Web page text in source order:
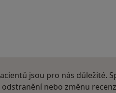
jsou pro nás důležité.
nebo změnu